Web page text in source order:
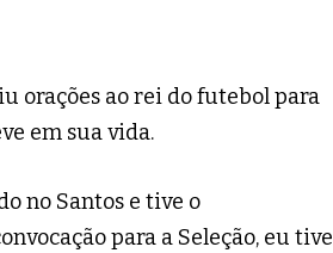
orações ao rei do futebol para
em sua vida.
no Santos e tive o
para a Seleção, eu tive